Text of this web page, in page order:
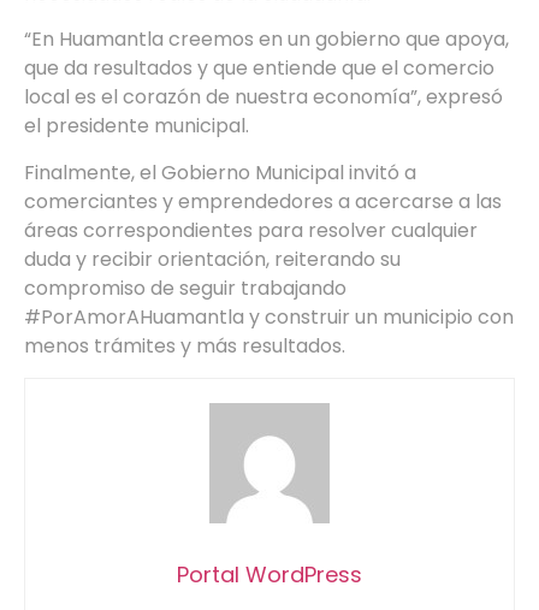
“En Huamantla creemos en un gobierno que apoya,
que da resultados y que entiende que el comercio
local es el corazón de nuestra economía”, expresó
el presidente municipal.
Finalmente, el Gobierno Municipal invitó a
comerciantes y emprendedores a acercarse a las
áreas correspondientes para resolver cualquier
duda y recibir orientación, reiterando su
compromiso de seguir trabajando
#PorAmorAHuamantla y construir un municipio con
menos trámites y más resultados.
Portal WordPress